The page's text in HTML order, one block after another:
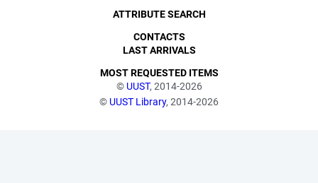
© UUST, 2014-2026
© UUST Library, 2014-2026
ATTRIBUTE SEARCH
CONTACTS
LAST ARRIVALS
MOST REQUESTED ITEMS